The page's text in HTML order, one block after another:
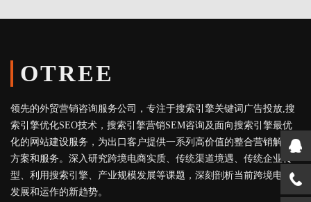
OTREE
领先的外贸营销咨询服务公司，专注于搜索引擎关键词广告投放,搜
索引擎优化SEO技术，搜索引擎营销SEM咨询及面向搜索引擎最优
化的网站建设服务，为出口客户提供一系列高价值的整合营销解决
方案和服务。深入研究跨境电商实质、传统渠道境遇、传统企业转
型、利用搜索引擎、产业规模发展等课题，深刻剖析当前跨境电商
发展和运作的新趋势。